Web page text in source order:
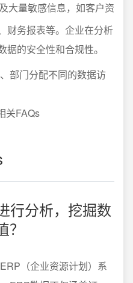
大量敏感信息，如客户资
财务报表等。企业在分析
的安全性和合规性。
部门分配不同的数据访
关FAQs
行分析，挖掘数
（企业资源计划）系